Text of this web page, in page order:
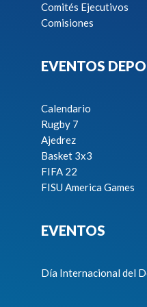
Comités Ejecutivos
Comisiones
EVENTOS
Calendario
Rugby 7
Ajedrez
Basket 3x3
FIFA 22
FISU America Games
EVENTOS
Día Internacional del